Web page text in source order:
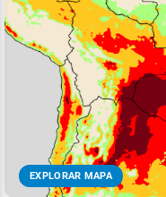
EXPLORAR MAPA